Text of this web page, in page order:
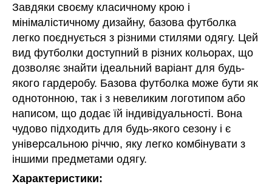
Завдяки своєму класичному крою і
мінімалістичному дизайну, базова футболка
легко поєднується з різними стилями одягу. Цей
вид футболки доступний в різних кольорах, що
дозволяє знайти ідеальний варіант для будь-
якого гардеробу. Базова футболка може бути як
однотонною, так і з невеликим логотипом або
написом, що додає їй індивідуальності. Вона
чудово підходить для будь-якого сезону і є
універсальною річчю, яку легко комбінувати з
іншими предметами одягу.
Характеристики: